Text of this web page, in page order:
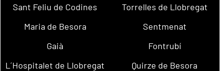
Sant Feliu de Codines
Torrelles de Llobregat
Maria de Besora
Sentmenat
Gaià
Fontrubí
L´Hospitalet de Llobregat
Quirze de Besora